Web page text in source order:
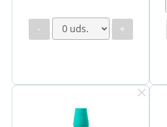
- +
clear